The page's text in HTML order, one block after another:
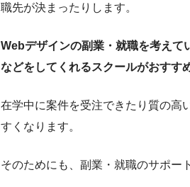
職先が決まったりします。
Webデザインの副業・就職を考えて
などをしてくれるスクールがおすす
在学中に案件を受注できたり質の高
すくなります。
そのためにも、副業・就職のサポー